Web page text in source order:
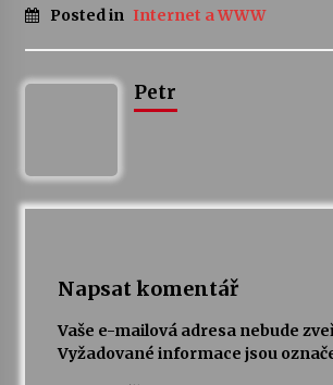
Letní koncerty ve
Vysočinka
17. 7. 2026
Posted in Internet a WWW
Petr
Napsat komentář
Vaše e-mailová adresa nebude
Vyžadované informace jsou